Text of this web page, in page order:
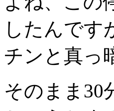
したんです
チンと真っ
そのまま30